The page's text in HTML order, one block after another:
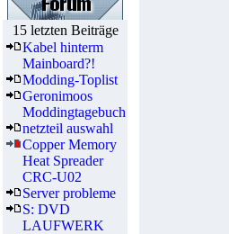
15 letzten Beiträge
Kabel hinterm
Mainboard?!
Modding-Toplist
Geronimoos
Moddingtagebuch
netzteil auswahl
Copper Memory
Heat Spreader
CRC-U02
Server probleme
S: DVD
LAUFWERK